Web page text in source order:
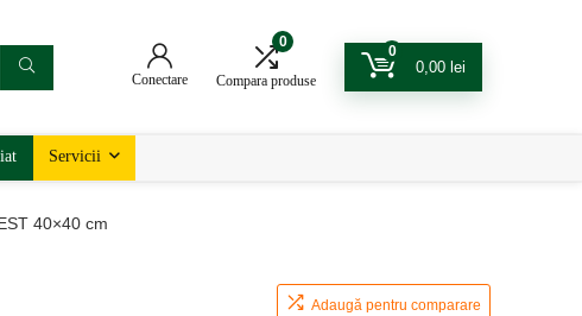
Conectare
0
Compara produse
0
0,00 lei
Servicii
40×40 cm
Adaugă pentru comparare